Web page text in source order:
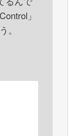
」
。